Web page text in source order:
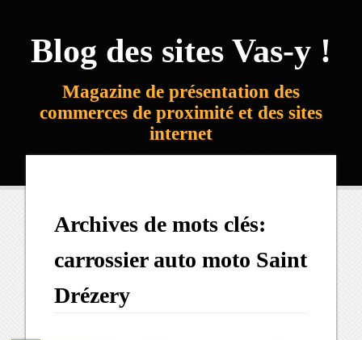
Blog des sites Vas-y !
Magazine de présentation des
commerces de proximité et des sites
internet
Archives de mots clés:
carrossier auto moto Saint
Drézery